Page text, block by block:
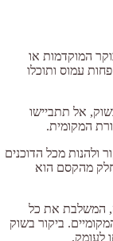
המוקדמות או
עמוס ותוכלו
אל תתביישו
המקומית.
מכל הדוכנים
מהקסם הוא
המשלבת את כל
ביקור בשוק
לעומק.